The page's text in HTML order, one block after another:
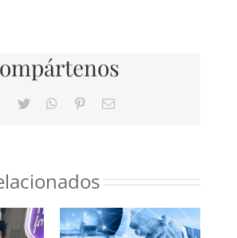
Facebook
Twitter WhatsApp
PinterestCorreo